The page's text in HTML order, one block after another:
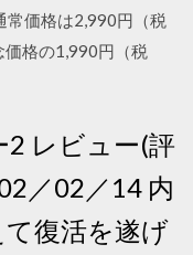
常価格は2,990円（税
格の1,990円（税
2 レビュー(評
／02／14 内
復活を遂げ